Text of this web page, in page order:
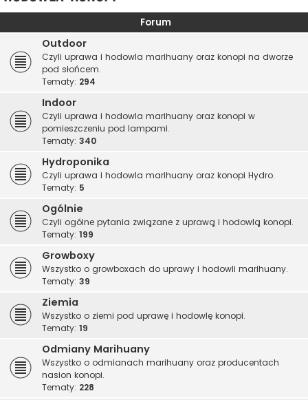
Forum
Outdoor
Czyli uprawa i hodowla marihuany oraz konopi na dworze
pod słońcem.
Tematy: 294
Indoor
Czyli uprawa i hodowla marihuany oraz konopi w
pomieszczeniu pod lampami.
Tematy: 340
Hydroponika
Czyli uprawa i hodowla marihuany oraz konopi Hydro.
Tematy: 5
Ogólnie
Czyli ogólne pytania związane z uprawą i hodowlą konopi.
Tematy: 199
Growboxy
Wszystko o growboxach do uprawy i hodowli marihuany.
Tematy: 39
Ziemia
Wszystko o ziemi pod uprawę i hodowlę konopi.
Tematy: 19
Odmiany Marihuany
Wszystko o odmianach marihuany oraz producentach
nasion konopi.
Tematy: 228